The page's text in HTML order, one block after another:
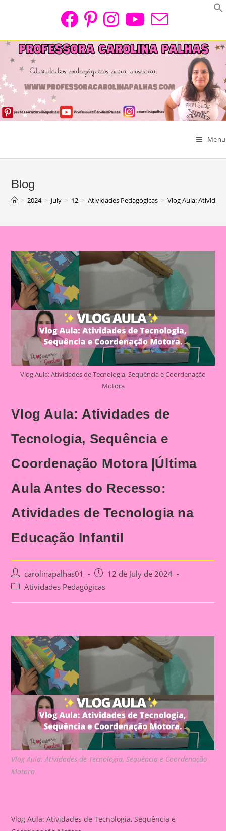
Menu
Blog
> 2024 > July > 12 > Atividades Pedagógicas > Vlog Aula:
Vlog Aula: Atividades de Tecnologia, Sequência e Coordenação
Motora
Vlog Aula: Atividades de
Tecnologia, Sequência e
Coordenação Motora |Última
Aula Antes do Recesso:
Atividades de Tecnologia na
Educação Infantil
Post
author:
carolinapalhas01
Post
published:
12 de July de 2024
PostAtividades Pedagógicas
Vlog Aula: Atividades de Tecnologia, Sequência e Coordenação
Motora
Vlog Aula: Atividades de Tecnologia, Sequência e